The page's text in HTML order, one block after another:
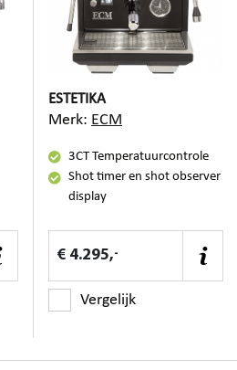
ESTETIKA
Merk: ECM
3CT Temperatuurcontrole
Shot timer en shot observer
display
€ 4.295,-
Vergelijk